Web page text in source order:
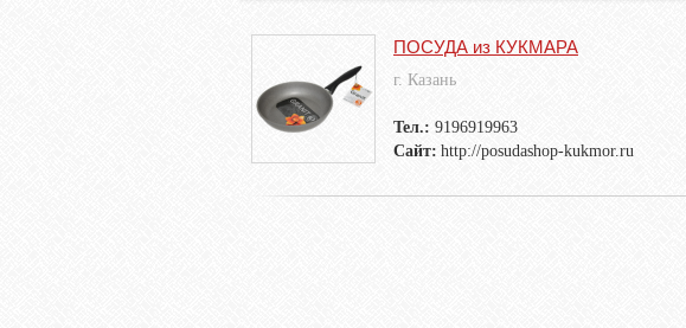
ПОСУДА из КУКМАРА
г. Казань
Тел.: 9196919963
Сайт: http://posudashop-kukmor.ru